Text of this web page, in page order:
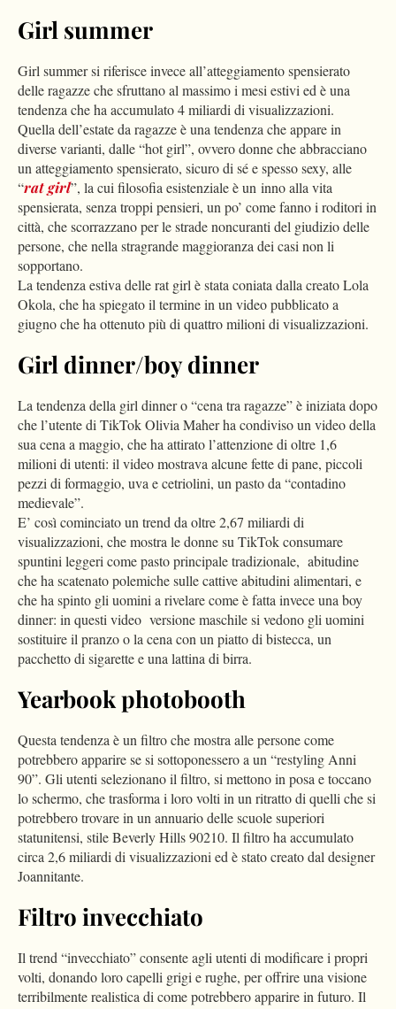
Girl summer
Girl summer si riferisce invece all’atteggiamento spensierato
delle ragazze che sfruttano al massimo i mesi estivi ed è una
tendenza che ha accumulato 4 miliardi di visualizzazioni.
Quella dell’estate da ragazze è una tendenza che appare in
diverse varianti, dalle “hot girl”, ovvero donne che abbracciano
un atteggiamento spensierato, sicuro di sé e spesso sexy, alle
“rat girl”, la cui filosofia esistenziale è un inno alla vita
spensierata, senza troppi pensieri, un po’ come fanno i roditori in
città, che scorrazzano per le strade noncuranti del giudizio delle
persone, che nella stragrande maggioranza dei casi non li
sopportano.
La tendenza estiva delle rat girl è stata coniata dalla creato Lola
Okola, che ha spiegato il termine in un video pubblicato a
giugno che ha ottenuto più di quattro milioni di visualizzazioni.
Girl dinner/boy dinner
La tendenza della girl dinner o “cena tra ragazze” è iniziata dopo
che l’utente di TikTok Olivia Maher ha condiviso un video della
sua cena a maggio, che ha attirato l’attenzione di oltre 1,6
milioni di utenti: il video mostrava alcune fette di pane, piccoli
pezzi di formaggio, uva e cetriolini, un pasto da “contadino
medievale”.
E’ così cominciato un trend da oltre 2,67 miliardi di
visualizzazioni, che mostra le donne su TikTok consumare
spuntini leggeri come pasto principale tradizionale, abitudine
che ha scatenato polemiche sulle cattive abitudini alimentari, e
che ha spinto gli uomini a rivelare come è fatta invece una boy
dinner: in questi video versione maschile si vedono gli uomini
sostituire il pranzo o la cena con un piatto di bistecca, un
pacchetto di sigarette e una lattina di birra.
Yearbook photobooth
Questa tendenza è un filtro che mostra alle persone come
potrebbero apparire se si sottoponessero a un “restyling Anni
90”. Gli utenti selezionano il filtro, si mettono in posa e toccano
lo schermo, che trasforma i loro volti in un ritratto di quelli che si
potrebbero trovare in un annuario delle scuole superiori
statunitensi, stile Beverly Hills 90210. Il filtro ha accumulato
circa 2,6 miliardi di visualizzazioni ed è stato creato dal designer
Joannitante.
Filtro invecchiato
Il trend “invecchiato” consente agli utenti di modificare i propri
volti, donando loro capelli grigi e rughe, per offrire una visione
terribilmente realistica di come potrebbero apparire in futuro. Il